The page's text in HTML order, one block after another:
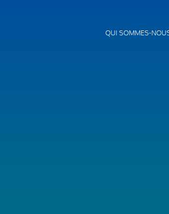
QUI SOMMES-